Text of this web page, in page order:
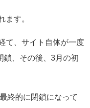
ます。
て、サイト自体が一度
鎖、その後、3月の初
終的に閉鎖になって